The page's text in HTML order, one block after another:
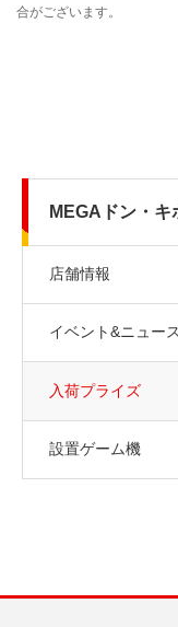
MEGAドン・
店舗情報
イベント&ニュース
入荷プライズ
設置ゲーム機